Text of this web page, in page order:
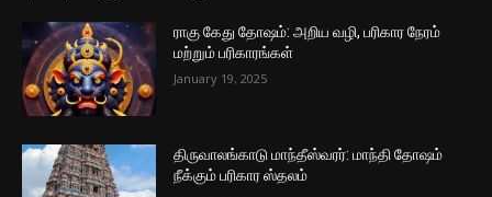
ராகு கேது தோஷம்: அறிய வழி, பரிகார நேரம்
மற்றும் பரிகாரங்கள்
January 19, 2025
திருவாலங்காடு மாந்தீஸ்வரர்: மாந்தி தோஷம்
நீக்கும் பரிகார ஸ்தலம்